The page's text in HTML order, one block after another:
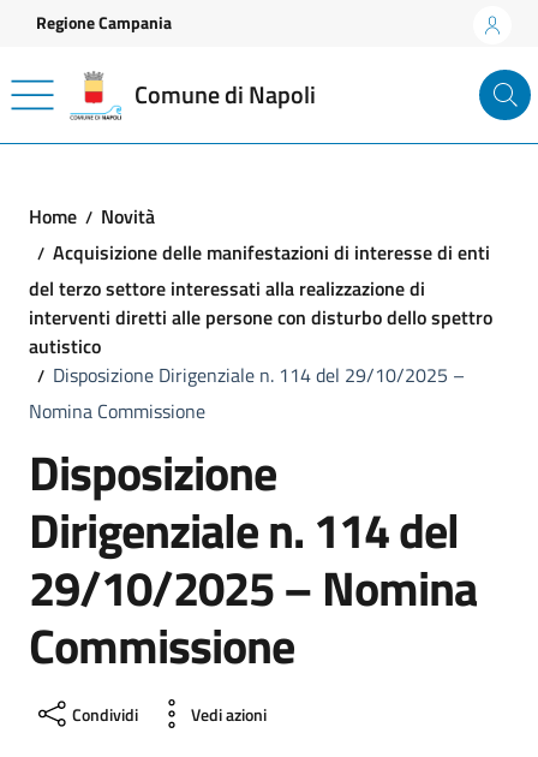
Vai ai contenuti
Vai al footer
Regione Campania
Comune di Napoli
Home
Novità
Acquisizione delle manifestazioni di interesse di enti
del terzo settore interessati alla realizzazione di
interventi diretti alle persone con disturbo dello spettro
autistico
Disposizione Dirigenziale n. 114 del 29/10/2025 –
Nomina Commissione
Disposizione
Dirigenziale n. 114 del
29/10/2025 – Nomina
Commissione
Condividi Vedi azioni